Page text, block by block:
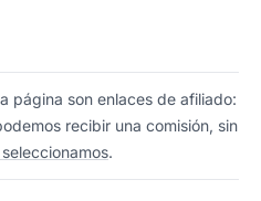
página son enlaces de afiliado:
recibir una comisión, sin
.